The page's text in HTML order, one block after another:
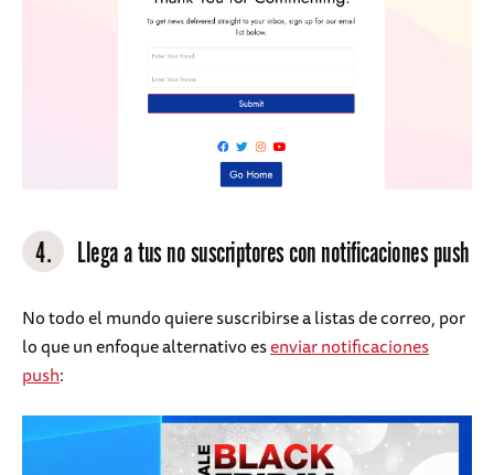
4. Llega a tus no suscriptores con notificaciones push
No todo el mundo quiere suscribirse a listas de correo, por
lo que un enfoque alternativo esenviar notificaciones
push: